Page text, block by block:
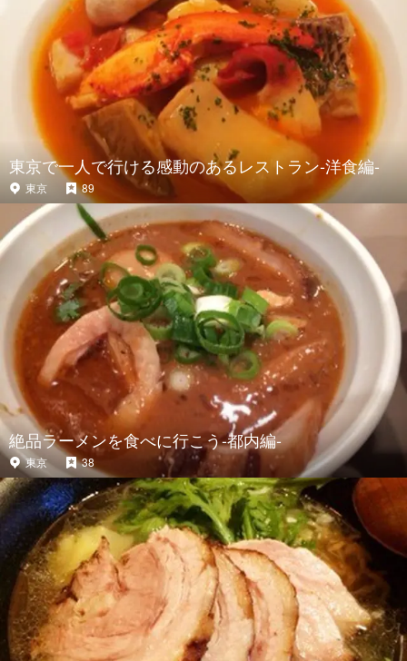
東京で一人で行ける感動のあるレストラン-洋食編-
東京 89
絶品ラーメンを食べに行こう-都内編-
東京 38